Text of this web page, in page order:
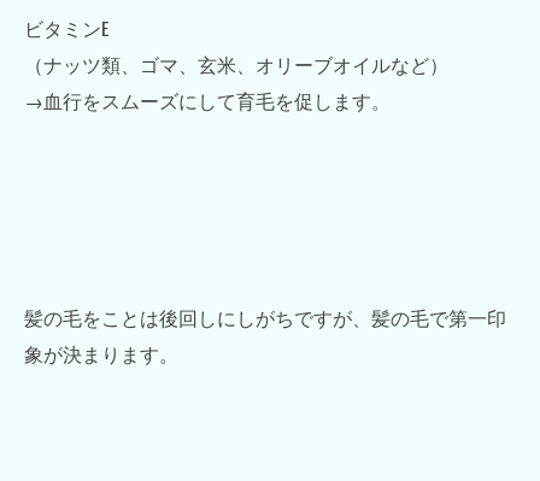
ビタミンE
（ナッツ類、ゴマ、玄米、オリーブオイルなど）
→血行をスムーズにして育毛を促します。
髪の毛をことは後回しにしがちですが、髪の毛で第一印
象が決まります。